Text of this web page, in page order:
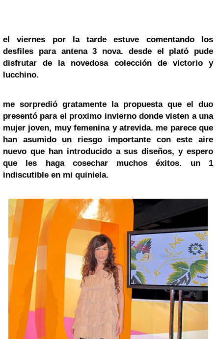
el viernes por la tarde estuve comentando los
desfiles para antena 3 nova. desde el plató pude
disfrutar de la novedosa colección de victorio y
lucchino.
me sorpredió gratamente la propuesta que el duo
presentó para el proximo inviernodonde visten a una
mujer joven, muy femenina y atrevida. me parece que
han asumido un riesgo importante con este aire
nuevo que han introducido a sus diseños, y espero
que les haga cosechar muchos éxitos. un 1
indiscutible en mi quiniela.